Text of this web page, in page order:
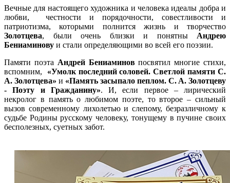
Вечные для настоящего художника и человека идеалы добра и
любви, честности и порядочности, совестливости и
патриотизма, которыми полнится жизнь и творчество
Золотцева, были очень близки и понятны Андрею
Бениаминову и стали определяющими во всей его поэзии.
Памяти поэта Андрей Бениаминовпосвятил многие стихи,
вспомним, «Умолк последний соловей. Светлой памяти С.
А. Золотцева» и «Память засыпало пеплом. C. A. Золотцеву
- Поэту и Гражданину». И, если первое – лирический
некролог в память о любимом поэте, то второе – сильный
вызов современному лихолетью и слепому, безразличному к
судьбе Родины русскому человеку, тонущему в пучине своих
бесполезных, суетных забот.